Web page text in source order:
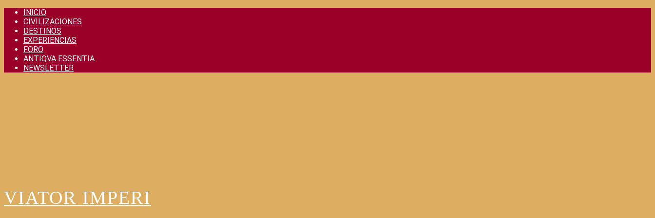
Skip
content
INICIO
CIVILIZACIONES
DESTINOS
EXPERIENCIAS
FORO
ANTIQVA ESSENTIA
NEWSLETTER
VIATOR IMPERI